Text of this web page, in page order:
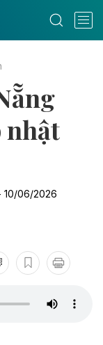
nhật
10/06/2026